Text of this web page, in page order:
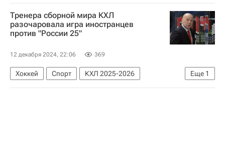
Роман Ротенберг
КХЛ 2025-2026
Кубок Первого канала
Тренера сборной мира КХЛ
разочаровала игра иностранцев
против "России 25"
12 декабря 2024, 22:06 369
Еще 1
Хоккей Спорт
КХЛ 2025-2026
Кубок Первого канала